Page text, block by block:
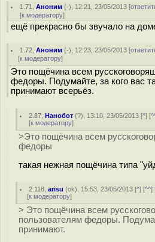
1.71 ,Аноним (-), 12:21, 23/05/2013 [
[к модератору]
ещё прекрасно бы звучало на
1.72 ,Аноним (-), 12:23, 23/05/2013 [
[к модератору]
Это пощёчина всем
федоры. Подумайте, за кого вас
принимают всерьёз.
2.87 ,Нанобот (?), 13:10, 23/05/2013 [^] [
[к модератору]
>Это пощёчина всем
федоры
такая нежная пощёчина типа
2.118 ,arisu (ok), 15:53, 23/05/2013 [^] [^^]
[к модератору]
> Это пощёчина всем
пользователям федоры.
принимают.